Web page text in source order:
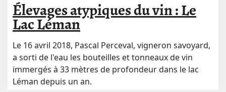
Élevages atypiques du vin : Le
Lac Léman
Le 16 avril 2018, Pascal Perceval, vigneron savoyard,
a sorti de l'eau les bouteilles et tonneaux de vin
immergés à 33 mètres de profondeur dans le lac
Léman depuis un an.